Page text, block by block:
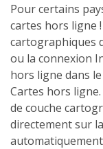
Pour certains
cartes hors ligne
cartographiques
ou la connexion
hors ligne dans
Cartes hors
de couche
directement sur